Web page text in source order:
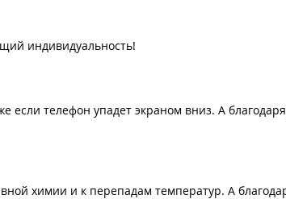
индивидуальность!
телефон упадет экраном вниз. А
химии и к перепадам температур. А